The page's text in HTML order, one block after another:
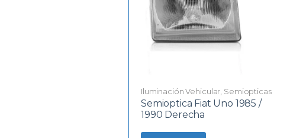
Iluminación Vehicular, Semiopticas
Semioptica Fiat Uno 1985 /
1990 Derecha